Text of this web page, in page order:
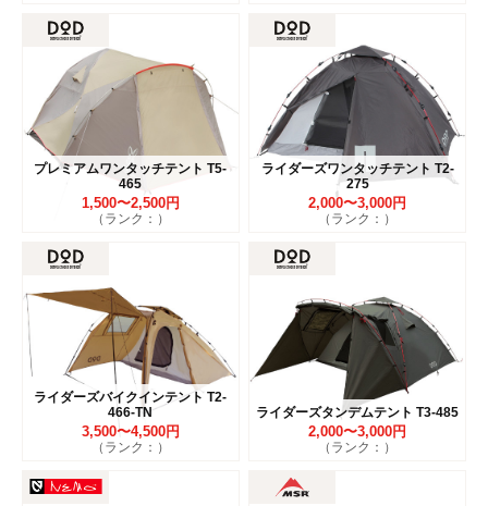
プレミアムワンタッチテント T5-
465
1,500〜2,500円
（ランク：）
ライダーズワンタッチテント T2-
275
2,000〜3,000円
（ランク：）
ライダーズバイクインテント T2-
466-TN
3,500〜4,500円
（ランク：）
ライダーズタンデムテント T3-485
2,000〜3,000円
（ランク：）